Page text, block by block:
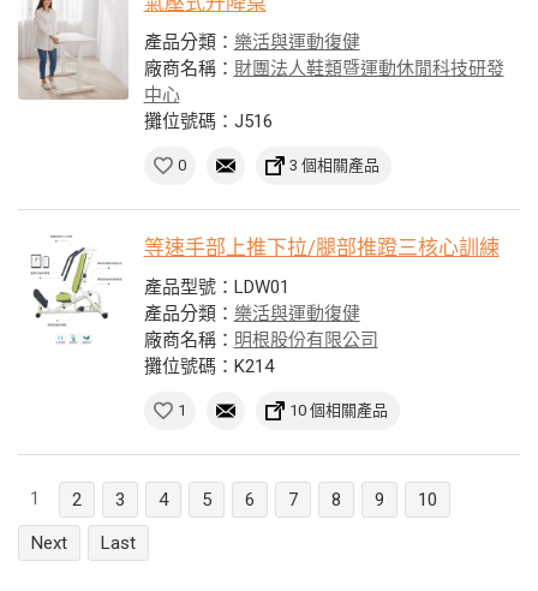
產品分類： 樂活與運動復健
廠商名稱： 財團法人鞋類暨運動休閒科技研發
中心
攤位號碼：J516
0 3 個相關產品
等速手部上推下拉/腿部推蹬三核心訓練
產品型號：LDW01
產品分類： 樂活與運動復健
廠商名稱： 明根股份有限公司
攤位號碼：K214
1 10 個相關產品
1 2 3 4 5 6 7 8 9
10
Next
Last